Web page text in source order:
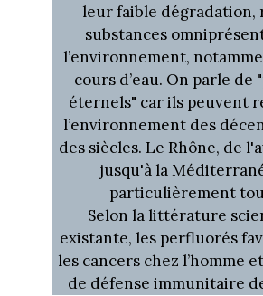
leur faible dégradation,
substances
l’environnement,
cours d’eau. On parle de
éternels" car ils peuvent
l’environnement des
des siècles. Le Rhône, de
jusqu'à la
particulièrement
Selon la littérature
existante, les perfluorés
les cancers chez l’homme
de défense immunitaire